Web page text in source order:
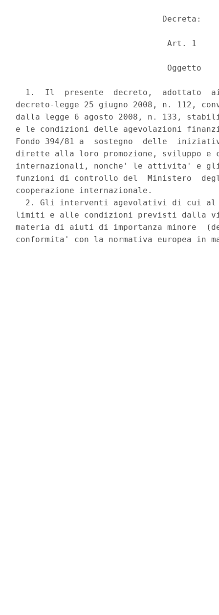
                              Decreta:
                               Art. 1
                               Oggetto
1.  Il  presente  decreto,  adottato
decreto-legge 25 giugno 2008, n. 112,
dalla legge 6 agosto 2008, n. 133,
e le condizioni delle agevolazioni
Fondo 394/81 a  sostegno  delle
dirette alla loro promozione, sviluppo e
internazionali, nonche' le attivita' e
funzioni di controllo del  Ministero
cooperazione internazionale.
2. Gli interventi agevolativi di cui
limiti e alle condizioni previsti dalla
materia di aiuti di importanza minore